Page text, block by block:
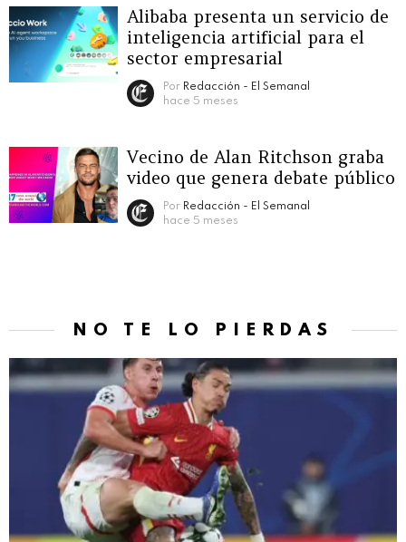
Alibaba presenta un servicio de
inteligencia artificial para el
sector empresarial
Por Redacción - El Semanal
hace 5 meses
Vecino de Alan Ritchson graba
video que genera debate público
Por Redacción - El Semanal
hace 5 meses
NO TE LO PIERDAS